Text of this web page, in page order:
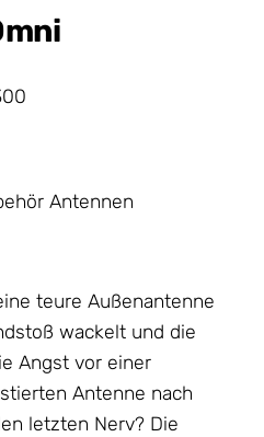
Antennen
teure Außenantenne
wackelt und die
Angst vor einer
Antenne nach
letzten Nerv? Die